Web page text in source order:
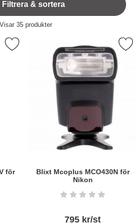
Filtrera & sortera
Visar 35 produkter
för
av 5
för Nikon EN-EL3e som favorit
Blixt Mcoplus MCO430N för
Nikon
Art. nr6221 Betyg: 0 stjärnor
795 kr/st
Markera blixt Mcoplus